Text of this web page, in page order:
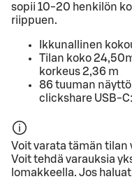
sopii 10-20 henkilön
riippuen.
Ikkunallinen
Tilan koko
korkeus 2,36 m
86 tuuman
clickshare USB-
Voit varata tämän tilan
Voit tehdä varauksia
lomakkeella. Jos